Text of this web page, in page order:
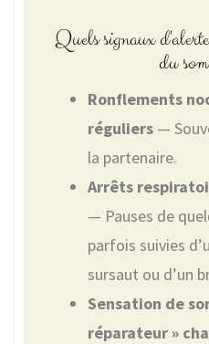
Quels signaux
du
Ronflements
réguliers —
la partenaire.
Arrêts
— Pauses de
parfois suivies
sursaut ou d’un
Sensation de
réparateur »